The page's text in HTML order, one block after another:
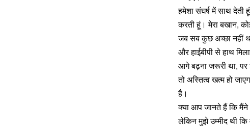
हमेशा संघर्ष में साथ देती
करती हूं। मेरा बखान,
जब सब कुछ अच्छा नहीं
और हाईबीपी से हाथ
आगे बढ़ना जरूरी था, पर
तो अस्तित्व खत्म हो
है।
क्या आप जानते हैं कि मैंने
लेकिन मुझे उम्मीद थी